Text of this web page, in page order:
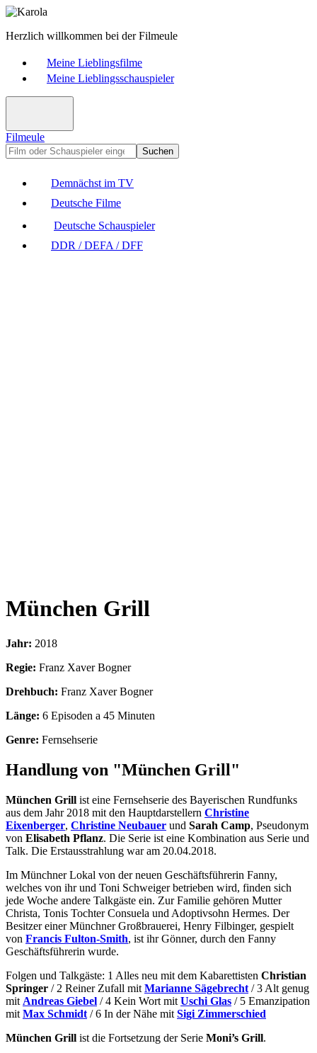
Herzlich willkommen bei der Filmeule
Meine Lieblingsfilme
Meine Lieblingsschauspieler
Filmeule
Suchen
Demnächst im TV
Deutsche Filme
Deutsche Schauspieler
DDR / DEFA / DFF
München Grill
Jahr: 2018
Regie: Franz Xaver Bogner
Drehbuch: Franz Xaver Bogner
Länge: 6 Episoden a 45 Minuten
Genre: Fernsehserie
Handlung von "München Grill"
München Grill ist eine Fernsehserie des Bayerischen Rundfunks
aus dem Jahr 2018 mit den Hauptdarstellern Christine
Eixenberger, Christine Neubauer und Sarah Camp, Pseudonym
von Elisabeth Pflanz. Die Serie ist eine Kombination aus Serie und
Talk. Die Erstausstrahlung war am 20.04.2018.
Im Münchner Lokal von der neuen Geschäftsführerin Fanny,
welches von ihr und Toni Schweiger betrieben wird, finden sich
jede Woche andere Talkgäste ein. Zur Familie gehören Mutter
Christa, Tonis Tochter Consuela und Adoptivsohn Hermes. Der
Besitzer einer Münchner Großbrauerei, Henry Filbinger, gespielt
von Francis Fulton-Smith, ist ihr Gönner, durch den Fanny
Geschäftsführerin wurde.
Folgen und Talkgäste: 1 Alles neu mit dem Kabarettisten Christian
Springer / 2 Reiner Zufall mit Marianne Sägebrecht / 3 Alt genug
mit Andreas Giebel / 4 Kein Wort mit Uschi Glas / 5 Emanzipation
mit Max Schmidt / 6 In der Nähe mit Sigi Zimmerschied
München Grill ist die Fortsetzung der Serie Moni’s Grill.